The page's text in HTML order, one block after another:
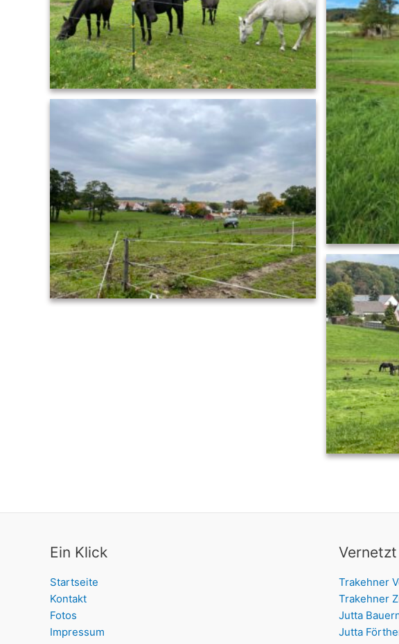
Ein Klick
Startseite
Kontakt
Fotos
Impressum
Vernetzt
Trakehner
Trakehner
Jutta
Jutta